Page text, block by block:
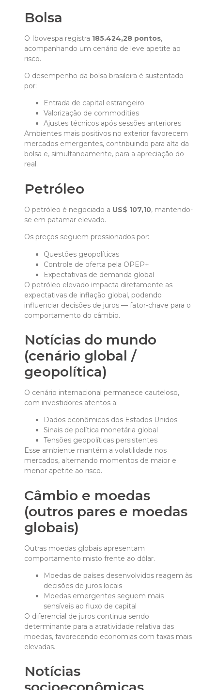
Bolsa
O Ibovespa registra 185.424,28 pontos,
acompanhando um cenário de leve apetite ao
risco.
O desempenho da bolsa brasileira é sustentado
por:
Entrada de capital estrangeiro
Valorização de commodities
Ajustes técnicos após sessões anteriores
Ambientes mais positivos no exterior favorecem
mercados emergentes, contribuindo para alta da
bolsa e, simultaneamente, para a apreciação do
real.
Petróleo
O petróleo é negociado a US$ 107,10, mantendo-
se em patamar elevado.
Os preços seguem pressionados por:
Questões geopolíticas
Controle de oferta pela OPEP+
Expectativas de demanda global
O petróleo elevado impacta diretamente as
expectativas de inflação global, podendo
influenciar decisões de juros — fator-chave para o
comportamento do câmbio.
Notícias do mundo
(cenário global /
geopolítica)
O cenário internacional permanece cauteloso,
com investidores atentos a:
Dados econômicos dos Estados Unidos
Sinais de política monetária global
Tensões geopolíticas persistentes
Esse ambiente mantém a volatilidade nos
mercados, alternando momentos de maior e
menor apetite ao risco.
Câmbio e moedas
(outros pares e moedas
globais)
Outras moedas globais apresentam
comportamento misto frente ao dólar.
Moedas de países desenvolvidos reagem às
decisões de juros locais
Moedas emergentes seguem mais
sensíveis ao fluxo de capital
O diferencial de juros continua sendo
determinante para a atratividade relativa das
moedas, favorecendo economias com taxas mais
elevadas.
Notícias